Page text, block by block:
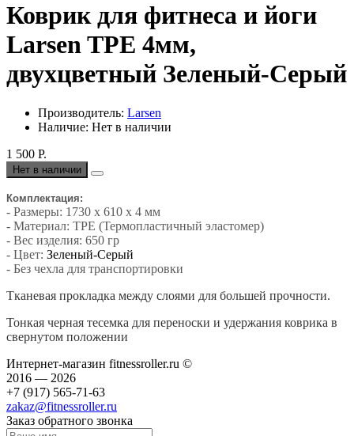
Коврик для фитнеса и йоги
Larsen TPE 4мм,
двухцветный Зеленый-Серый
Производитель: Larsen
Наличие: Нет в наличии
1 500 Р.
Нет в наличии
Комплектация:
- Размеры: 1730 х 610 х 4 мм
- Материал: TPE (Термопластичный эластомер)
- Вес изделия: 650 гр
- Цвет: Зеленый-Серый
- Без чехла для транспортировки
Тканевая прокладка между слоями для большей прочности.
Тонкая черная тесемка для переноски и удержания коврика в
свернутом положении
Интернет-магазин fitnessroller.ru ©
2016 — 2026
+7 (917) 565-71-63
zakaz@fitnessroller.ru
Заказ обратного звонка